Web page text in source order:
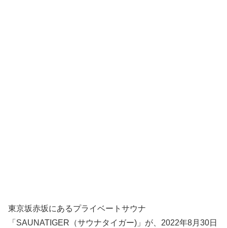
東京坂赤坂にあるプライベートサウナ
「SAUNATIGER（サウナタイガー)」が、2022年8月30日